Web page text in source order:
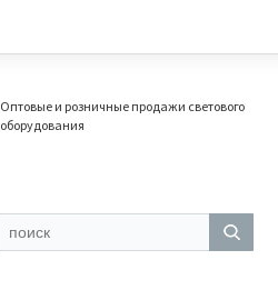
Оптовые и розничные продажи светового
оборудования